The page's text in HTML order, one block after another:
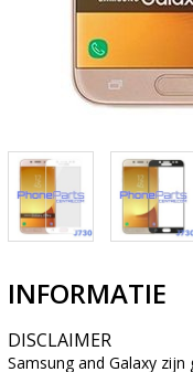
INFORMATIE
DISCLAIMER
Samsung and Galaxy